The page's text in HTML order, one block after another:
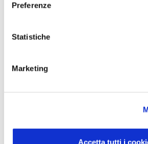
Preferenze
Statistiche
Marketing
Accetta tutti i
La soluzione sicuramente semplice,